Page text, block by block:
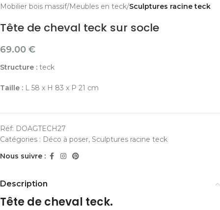
Mobilier bois massif Meubles en teck Sculptures racine teck
Tête de cheval teck sur socle
69.00 €
Structure : teck
Taille : L 58 x H 83 x P 21 cm
Réf: DOAGTECH27
Catégories : Déco à poser, Sculptures racine teck
Nous suivre :
Description
Tête de cheval teck.